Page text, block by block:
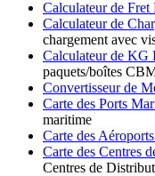
Calculateur de
Calculateur de
chargement avec
Calculateur de KG
paquets/boîtes
Convertisseur de
Carte des Ports
maritime
Carte des
Carte des Centres
Centres de